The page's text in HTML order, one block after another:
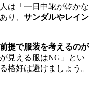
は「一日中靴が乾かな
り、 サンダルやレイン
提で服装を考えるのが
見える服はNG」とい
格好は避けましょう。